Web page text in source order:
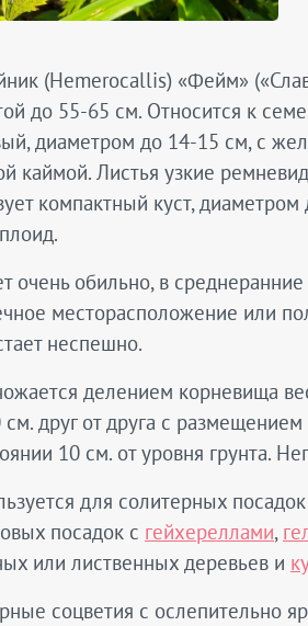
(Hemerocallis) «Фейм»
до 55-65 см. Относится к
диаметром до 14-15 см, с
каймой. Листья узкие
компактный куст,
очень обильно, в
месторасположение или
неспешно.
делением корневища
друг от друга с
10 см. от уровня грунта.
для солитерных
посадок с гейхереллами,
или лиственных деревьев и
соцветия с ослепительно